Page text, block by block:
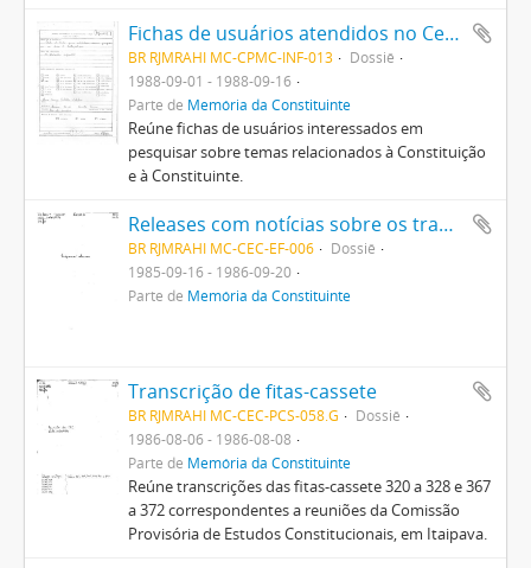
Fichas de usuários atendidos no Centro Pró-Memória da Constituinte
BR RJMRAHI MC-CPMC-INF-013
Dossiê
1988-09-01 - 1988-09-16
Parte de Memória da Constituinte
Reúne fichas de usuários interessados em
pesquisar sobre temas relacionados à Constituição
e à Constituinte.
Releases com notícias sobre os trabalhos da Comissão Provisória de Estudos Constitucionais encaminhados para a imprensa
BR RJMRAHI MC-CEC-EF-006
Dossiê
1985-09-16 - 1986-09-20
Parte de Memória da Constituinte
Transcrição de fitas-cassete
BR RJMRAHI MC-CEC-PCS-058.G
Dossiê
1986-08-06 - 1986-08-08
Parte de Memória da Constituinte
Reúne transcrições das fitas-cassete 320 a 328 e 367
a 372 correspondentes a reuniões da Comissão
Provisória de Estudos Constitucionais, em Itaipava.